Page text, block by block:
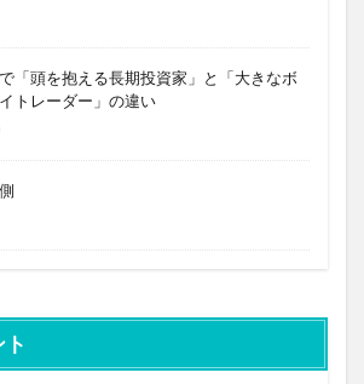
「頭を抱える長期投資家」と「大きなボ
トレーダー」の違い